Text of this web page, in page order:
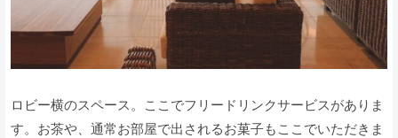
ロビー横のスペース。ここでフリードリンクサービスがありま
す。お茶や、通常お部屋で出されるお菓子もここでいただきま